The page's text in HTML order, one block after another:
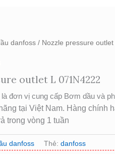
danfoss / Nozzle pressure outlet
outlet L 071N4222
đơn vị cung cấp Bơm dầu và
tại Việt Nam. Hàng chính
trong vòng 1 tuần
danfoss Thẻ: danfoss